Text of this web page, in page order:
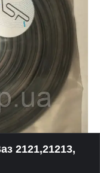
2121,21213,